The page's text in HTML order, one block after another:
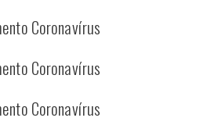
Coronavírus
Coronavírus
Coronavírus